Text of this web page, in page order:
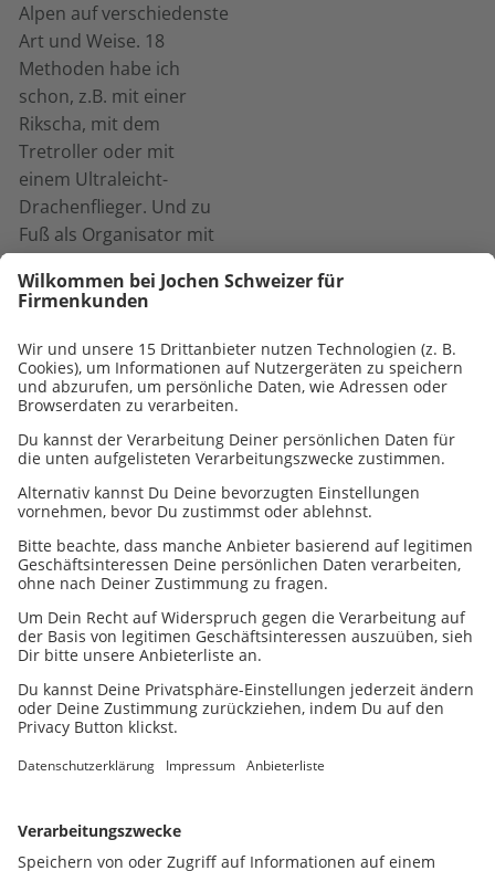
Alpen auf verschiedenste
Art und Weise. 18
Methoden habe ich
schon, z.B. mit einer
Rikscha, mit dem
Tretroller oder mit
einem Ultraleicht-
Drachenflieger. Und zu
Fuß als Organisator mit
Etappenwanderung von
nach Venedig.
Diese persönliche
Leidenschaft fließt direkt
in meine Arbeit ein. Mit
Kreativität und einem
feinen Gespür für
Marken entwickle ich am
liebsten
außergewöhnliche,
aufmerksamkeitsstarke
Kooperationen, die
Erlebnisse und Marken
auf einzigartige Weise